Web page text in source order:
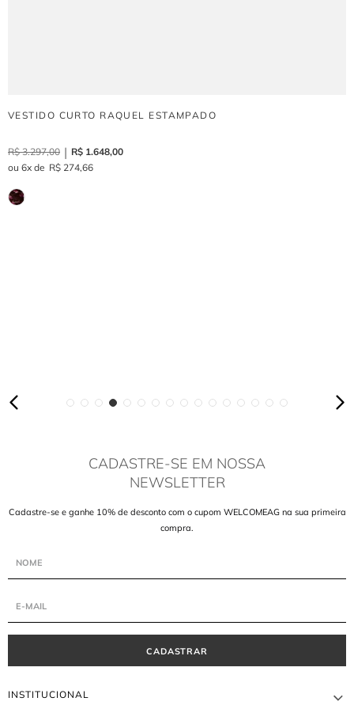
VESTIDO CURTO RAQUEL ESTAMPADO
R$ 3.297,00 R$ 1.648,00
6
R$ 274,66
CADASTRE-SE EM NOSSA
NEWSLETTER
Cadastre-se e ganhe 10% de desconto com o cupom WELCOMEAG na sua primeira
compra.
CADASTRAR
INSTITUCIONAL